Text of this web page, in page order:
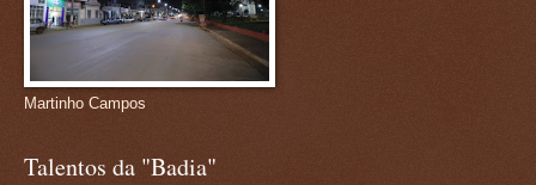
Martinho Campos
Talentos da "Badia"